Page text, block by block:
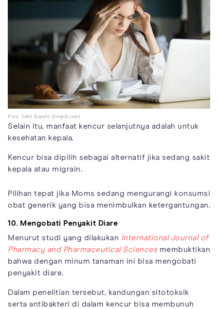
Foto: Sakit Kepala (freepik.com)
Selain itu, manfaat kencur selanjutnya adalah untuk
kesehatan kepala.
Kencur bisa dipilih sebagai alternatif jika sedang sakit
kepala atau migrain.
Pilihan tepat jika Moms sedang mengurangi konsumsi
obat generik yang bisa menimbulkan ketergantungan.
10. Mengobati Penyakit Diare
Menurut studi yang dilakukan International Journal of
Pharmacy and Pharmaceutical Sciencesmembuktikan
bahwa dengan minum tanaman ini bisa mengobati
penyakit diare.
Dalam penelitian tersebut, kandungan sitotoksik
serta antibakteri di dalam kencur bisa membunuh